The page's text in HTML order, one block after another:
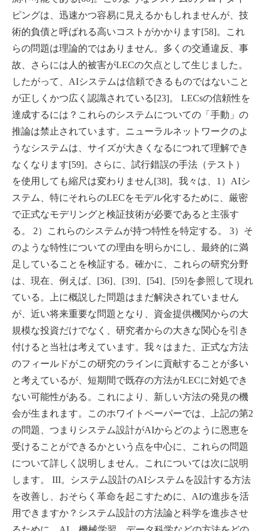
ピングは、迅速かつ容易に見えるかもしれませんが、技
術的負債と呼ばれる高いコストがかかります[58]。これ
らの問題は理論的ではありません。多くの交通違反、事
故、さらには人的被害がLECの欠点として生じました。
したがって、AIシステムは信頼できるものではないこと
が正しくかつ広く認識されている[23]。 LECsの信頼性を
達成するには？これらのシステムについての「手動」の
推論は禁止されています。ニューラルネットワークのよ
うなシステムは、サイズが大きくなるにつれて理解でき
なくなります[59]。さらに、試行錯誤の手法（テスト）
を使用しても縮尺は変わりません[38]。我々は、1）AIシ
ステム、特にそれらのLECをモデル化するために、厳密
で正式なモデリングと検証技術が必要であると主張す
る。 2）これらのシステムが持つ特性を特定する。 3）そ
のような特性についての理由を明らかにし、最終的に満
足していることを検証する。確かに、これらの研究分野
は、現在、例えば、[36]、[39]、[54]、[59]を参照して現れ
ている。上に概説した問題はまだ解決されていません
が、近い将来重要な問題となり、資金提供機関からの大
規模な投資だけでなく、研究者からの大きな関心を引き
付けると当社は考えています。我々はまた、正式な方法
のフィールドがこの研究のラインに貢献することが多い
と考えているが、短期間で既存の方法がLECに対処でき
ない可能性がある。これにより、新しい方法の発見の機
会が生まれます。このホワイトペーパーでは、上記の第2
の問題、つまりシステム設計がAIからどのように恩恵を
受けることができるかという点を中心に、これらの問題
について詳しく説明しません。これについては次に説明
します。 III。システム設計のAIシステムを設計する方法
を改善し、おそらく革命を起こすために、AIの進歩を活
用できますか？システム設計の方法論と科学を進歩させ